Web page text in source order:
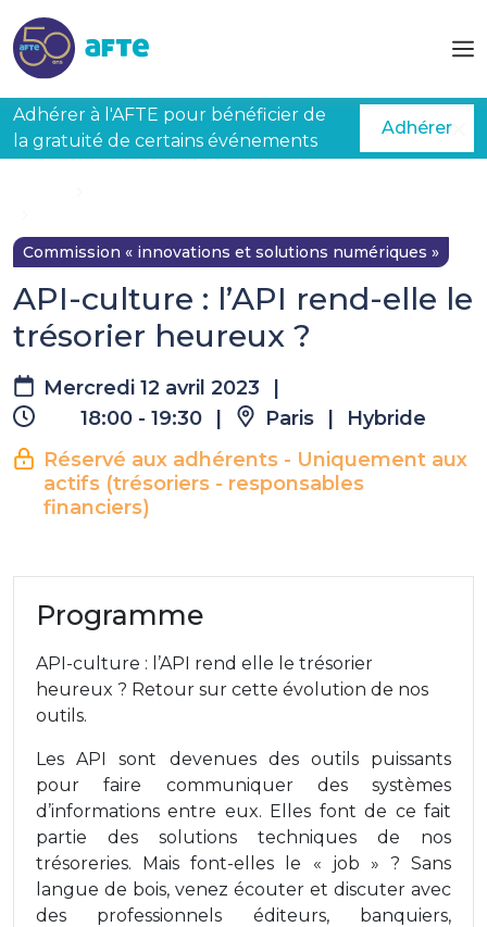
Adhérer à l'AFTE pour bénéficier de
la gratuité de certains événements
Adhérer
Commission « innovations et solutions numériques »
API-culture : l’API rend-elle le
trésorier heureux ?
Mercredi 12 avril 2023
18:00 - 19:30
Paris
Hybride
Réservé aux adhérents - Uniquement aux
actifs (trésoriers - responsables
financiers)
Programme
API-culture : l’API rend elle le trésorier
heureux ? Retour sur cette évolution de nos
outils.
Les API sont devenues des outils puissants
pour faire communiquer des systèmes
d’informations entre eux. Elles font de ce fait
partie des solutions techniques de nos
trésoreries. Mais font-elles le « job » ? Sans
langue de bois, venez écouter et discuter avec
des professionnels éditeurs, banquiers,